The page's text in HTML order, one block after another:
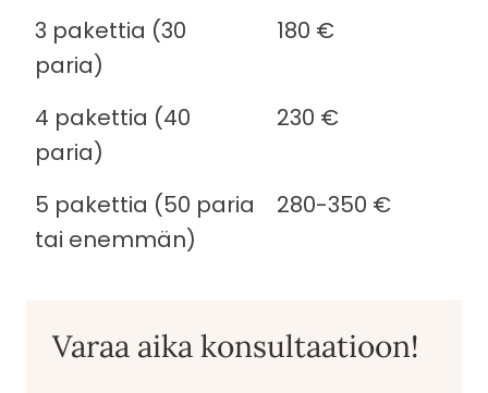
3 pakettia (30
paria)
180 €
4 pakettia (40
paria)
230 €
5 pakettia (50 paria
tai enemmän)
280-350 €
Varaa aika konsultaatioon!